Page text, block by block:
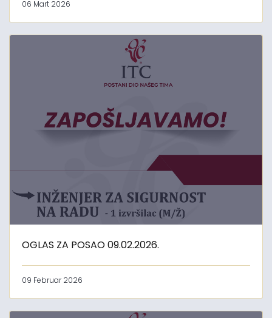
06 Mart 2026
OGLAS ZA POSAO 09.02.2026.
09 Februar 2026